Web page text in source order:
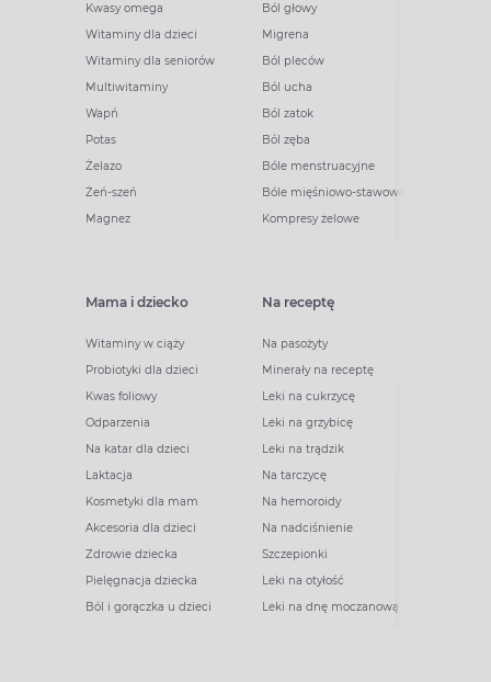
Kwasy omega
Witaminy dla dzieci
Witaminy dla seniorów
Multiwitaminy
Wapń
Potas
Żelazo
Żeń-szeń
Magnez
Ból głowy
Migrena
Ból pleców
Ból ucha
Ból zatok
Ból zęba
Bóle menstruacyjne
Bóle mięśniowo-stawowe
Kompresy żelowe
Mama i dziecko
Witaminy w ciąży
Probiotyki dla dzieci
Kwas foliowy
Odparzenia
Na katar dla dzieci
Laktacja
Kosmetyki dla mam
Akcesoria dla dzieci
Zdrowie dziecka
Pielęgnacja dziecka
Ból i gorączka u dzieci
Na receptę
Na pasożyty
Minerały na receptę
Leki na cukrzycę
Leki na grzybicę
Leki na trądzik
Na tarczycę
Na hemoroidy
Na nadciśnienie
Szczepionki
Leki na otyłość
Leki na dnę moczanową